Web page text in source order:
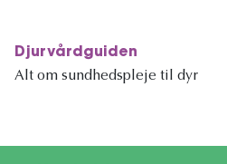
Djurvårdguiden
Alt om sundhedspleje til dyr